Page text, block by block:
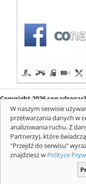
Copyright 2026
O firmie
Redakcja
Mapa serwisu
W naszym serwisie
przetwarzania danych w
analizowania ruchu. Z
Partnerzy), które
"Przejdź do serwisu"
znajdziesz w Polityce